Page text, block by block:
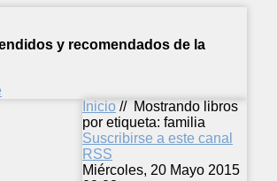
y recomendados de la
Inicio // Mostrando libros
por etiqueta: familia
Suscribirse a este canal
RSS
Miércoles, 20 Mayo 2015